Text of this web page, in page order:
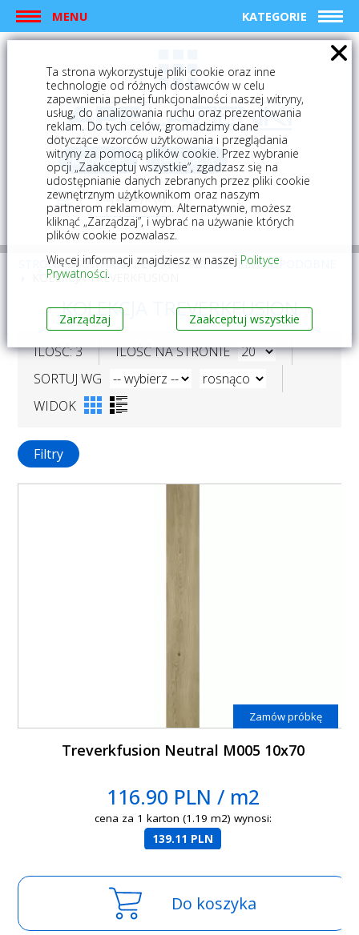
MENU KATEGORIE
logowanie rejestracja
Mój koszyk (0)
STRONA GŁÓWNA PŁYTKI
PŁYTKI DREWNOPODOBNE
KOLEKCJA TREVERKFUSION
KOLEKCJA TREVERKFUSION
ILOŚĆ: 3
ILOŚĆ NA STRONIE
SORTUJ WG
WIDOK
Filtry
Zamów próbkę
Treverkfusion Neutral M005 10x70
116.90 PLN / m2
cena za 1 karton (1.19 m2) wynosi:
139.11 PLN
Do koszyka
Ta strona wykorzystuje pliki cookie oraz inne
technologie od różnych dostawców w celu
zapewnienia pełnej funkcjonalności naszej witryny,
usług, do analizowania ruchu oraz prezentowania
reklam. Do tych celów, gromadzimy dane
dotyczące wzorców użytkowania i przeglądania
witryny za pomocą plików cookie. Przez wybranie
opcji „Zaakceptuj wszystkie”, zgadzasz się na
udostępnianie danych zebranych przez pliki cookie
zewnętrznym użytkownikom oraz naszym
partnerom reklamowym. Alternatywnie, możesz
kliknąć „Zarządzaj”, i wybrać na używanie których
plików cookie pozwalasz.
Więcej informacji znajdziesz w naszej Polityce
Prywatności.
Zarządzaj Zaakceptuj wszystkie